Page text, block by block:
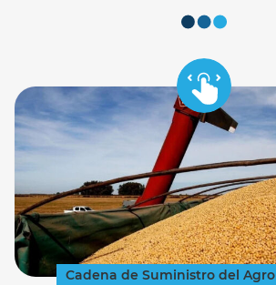
Cadena de Suministro del Agro